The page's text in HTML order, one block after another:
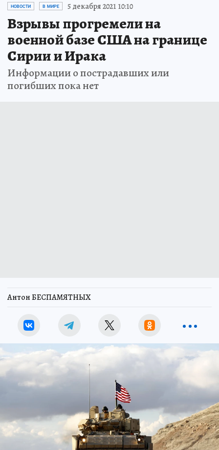
НОВОСТИ В МИРЕ 5 декабря 2021 10:10
Взрывы прогремели на
военной базе США на границе
Сирии и Ирака
Информации о пострадавших или
погибших пока нет
Антон БЕСПАМЯТНЫХ